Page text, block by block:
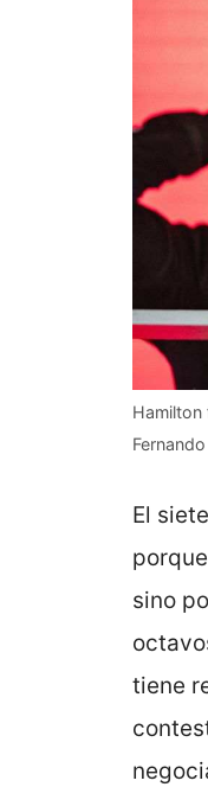
Hamilton
El
sino
tiene